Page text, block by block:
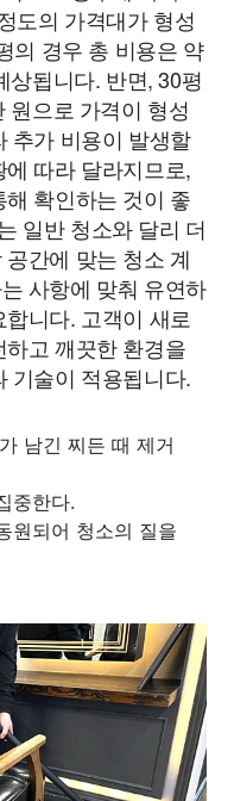
도의 가격대가 형성
의 경우 총 비용은 약
상됩니다. 반면, 30평
원으로 가격이 형성
추가 비용이 발생할
따라 달라지므로,
확인하는 것이 좋
일반 청소와 달리 더
간에 맞는 청소 계
사항에 맞춰 유연하
니다. 고객이 새로
고 깨끗한 환경을
기술이 적용됩니다.
남긴 찌든 때 제거
중한다.
원되어 청소의 질을